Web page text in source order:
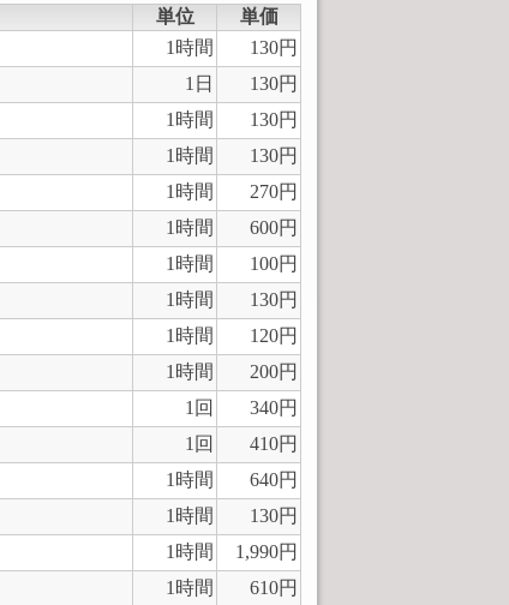
単位
単価
1時間
130円
1日
130円
1時間
130円
1時間
130円
1時間
270円
1時間
600円
1時間
100円
1時間
130円
1時間
120円
1時間
200円
1回
340円
1回
410円
1時間
640円
1時間
130円
1時間
1,990円
1時間
610円